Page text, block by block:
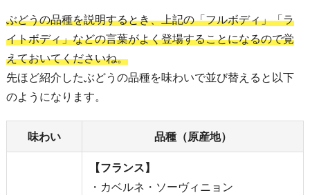
ぶどうの品種を説明するとき、上記の「フルボディ」「ラ
イトボディ」などの言葉がよく登場することになるので覚
えておいてくださいね。
先ほど紹介したぶどうの品種を味わいで並び替えると以下
のようになります。
味わい 品種（原産地）
【フランス】
・カベルネ・ソーヴィニョン